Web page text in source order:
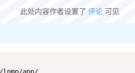
此处内容作者设置了 评论可见